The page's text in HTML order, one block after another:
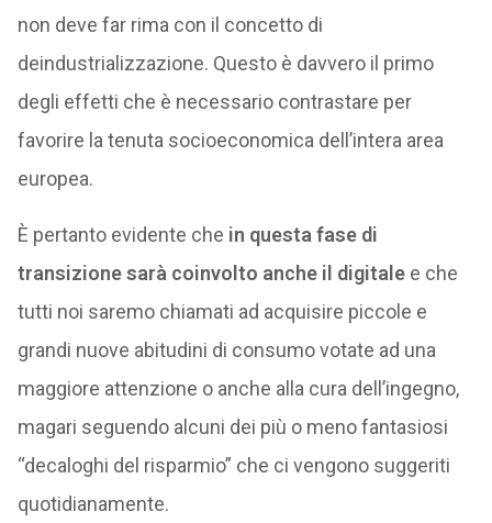
non deve far rima con il concetto di
deindustrializzazione. Questo è davvero il primo
degli effetti che è necessario contrastare per
favorire la tenuta socioeconomica dell’intera area
europea.
È pertanto evidente che in questa fase di
transizione sarà coinvolto anche il digitalee che
tutti noi saremo chiamati ad acquisire piccole e
grandi nuove abitudini di consumo votate ad una
maggiore attenzione o anche alla cura dell’ingegno,
magari seguendo alcuni dei più o meno fantasiosi
“decaloghi del risparmio” che ci vengono suggeriti
quotidianamente.